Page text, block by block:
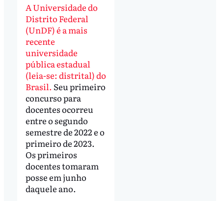
A Universidade do
Distrito Federal
(UnDF) é a mais
recente
universidade
pública estadual
(leia-se: distrital) do
Brasil. Seu primeiro
concurso para
docentes ocorreu
entre o segundo
semestre de 2022 e o
primeiro de 2023.
Os primeiros
docentes tomaram
posse em junho
daquele ano.